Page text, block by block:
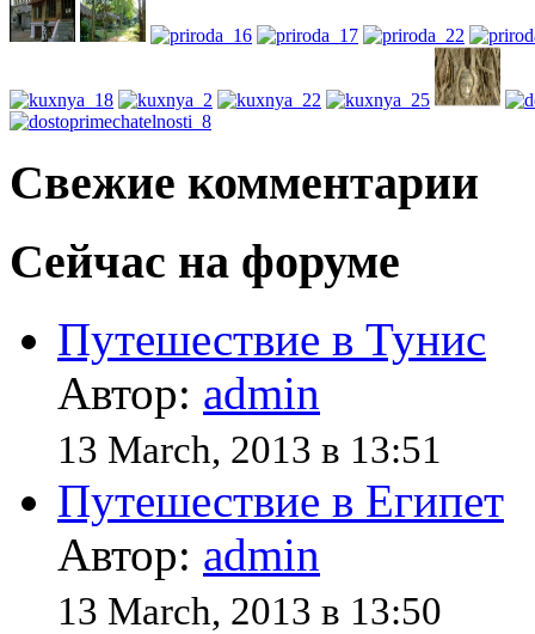
Свежие комментарии
Сейчас на форуме
Путешествие в Тунис
Автор: admin
13 March, 2013 в 13:51
Путешествие в Египет
Автор: admin
13 March, 2013 в 13:50